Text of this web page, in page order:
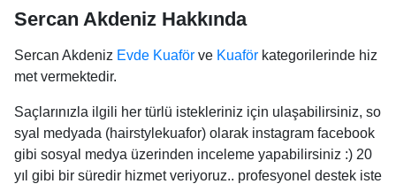
Sercan Akdeniz Hakkında
Sercan Akdeniz Evde Kuaför ve Kuaför kategorilerinde hiz
met vermektedir.
Saçlarınızla ilgili her türlü istekleriniz için ulaşabilirsiniz, so
syal medyada (hairstylekuafor) olarak instagram facebook
gibi sosyal medya üzerinden inceleme yapabilirsiniz :) 20
yıl gibi bir süredir hizmet veriyoruz.. profesyonel destek iste